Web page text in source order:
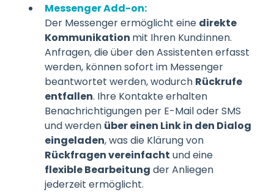
Messenger Add-on:
Der Messenger ermöglicht eine direkte
Kommunikation mit Ihren Kund:innen.
Anfragen, die über den Assistenten erfasst
werden, können sofort im Messenger
beantwortet werden, wodurch Rückrufe
entfallen. Ihre Kontakte erhalten
Benachrichtigungen per E-Mail oder SMS
und werden über einen Link in den Dialog
eingeladen, was die Klärung von
Rückfragen vereinfacht und eine
flexible Bearbeitung der Anliegen
jederzeit ermöglicht.